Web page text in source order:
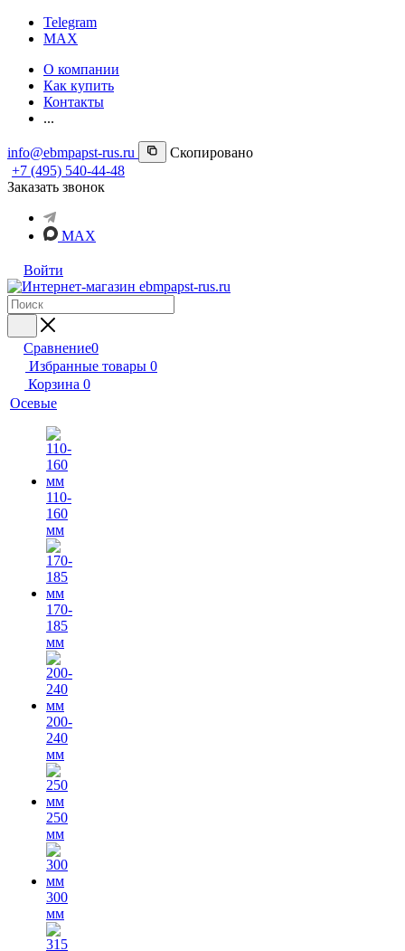
Telegram
MAX
О компании
Как купить
Контакты
...
info@ebmpapst-rus.ru
Скопировано
+7 (495) 540-44-48
Заказать звонок
MAX
Войти
Сравнение0
Избранные товары 0
Корзина 0
Осевые
110-
160
мм
170-
185
мм
200-
240
мм
250
мм
300
мм